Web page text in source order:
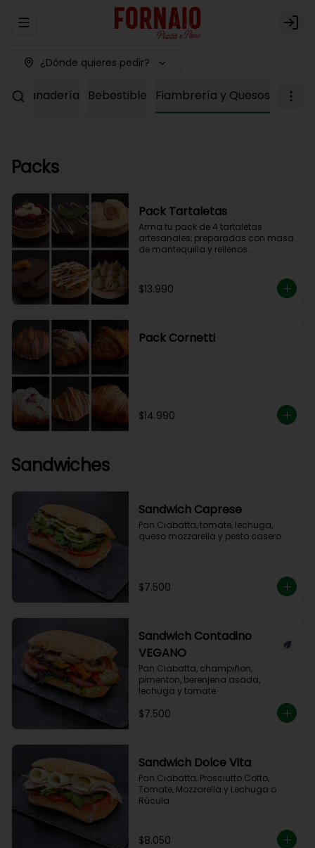
Abrir menu de navegación Login
¿Dónde quieres pedir?
Panadería Bebestible Fiambrería y Quesos
Packs
Pack Tartaletas
Arma tu pack de 4 tartaletas
artesanales, preparadas con masa
de mantequilla y rellenos
opciones disponibles para
completar tu pack.
$13.990
Pack Cornetti
$14.990
Sandwiches
Sandwich Caprese
Pan Ciabatta, tomate, lechuga,
queso mozzarella y pesto casero
$7.500
Sandwich Contadino
VEGANO
Pan Ciabatta, champiñon,
pimenton, berenjena asada,
lechuga y tomate
$7.500
Sandwich Dolce Vita
Pan Ciabatta, Prosciutto Cotto,
Tomate, Mozzarella y Lechuga o
Rúcula
$8.050